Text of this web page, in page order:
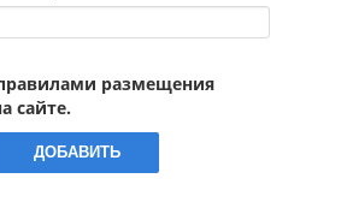
правилами размещения
сайте.